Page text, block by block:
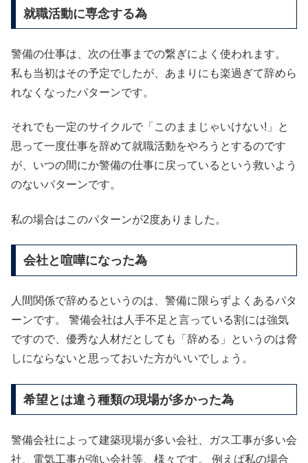
就職活動に専念する為
警備の仕事は、次の仕事までの繋ぎによく使われます。
私も当初はその予定でしたが、あまりにも楽過ぎて辞めら
れなくなったパターンです。
それでも一定のサイクルで「このままじゃいけない!」と
思って一度仕事を辞めて就職活動をやろうとするのです
が、いつの間にか警備の仕事に戻っているという救いよう
のないパターンです。
私の場合はこのパターンが2度ありました。
会社と喧嘩になった為
人間関係で辞めるというのは、警備に限らずよくあるパタ
ーンです。 警備会社は人手不足と言っている割には強気
ですので、優秀な人材だとしても「辞める」というのは脅
しにならないと思っておいた方がいいでしょう。
希望とは違う種類の現場が多かった為
警備会社によって建築現場が多い会社、ガス工事が多い会
社、電気工事が強い会社等、様々です。 例えば私の場合